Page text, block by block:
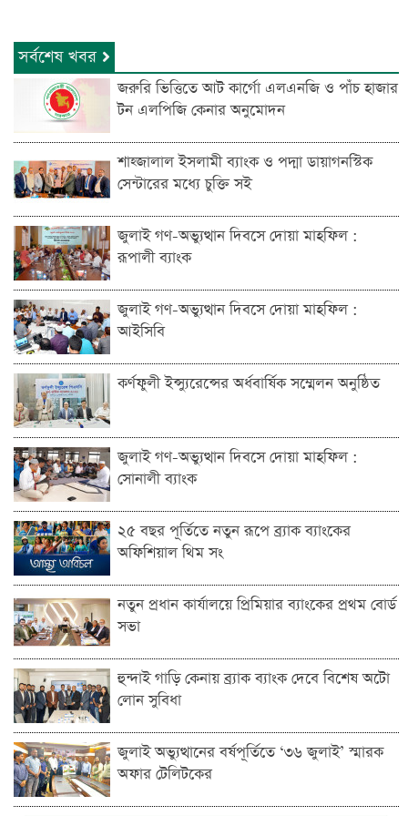
সর্বশেষ খবর
জরুরি ভিত্তিতে আট কার্গো এলএনজি ও পাঁচ হাজার
টন এলপিজি কেনার অনুমোদন
শাহ্জালাল ইসলামী ব্যাংক ও পদ্মা ডায়াগনস্টিক
সেন্টারের মধ্যে চুক্তি সই
জুলাই গণ-অভ্যুত্থান দিবসে দোয়া মাহফিল :
রূপালী ব্যাংক
জুলাই গণ-অভ্যুত্থান দিবসে দোয়া মাহফিল :
আইসিবি
কর্ণফুলী ইন্স্যুরেন্সের অর্ধবার্ষিক সম্মেলন অনুষ্ঠিত
জুলাই গণ-অভ্যুত্থান দিবসে দোয়া মাহফিল :
সোনালী ব্যাংক
২৫ বছর পূর্তিতে নতুন রূপে ব্র্যাক ব্যাংকের
অফিশিয়াল থিম সং
নতুন প্রধান কার্যালয়ে প্রিমিয়ার ব্যাংকের প্রথম বোর্ড
সভা
হুন্দাই গাড়ি কেনায় ব্র্যাক ব্যাংক দেবে বিশেষ অটো
লোন সুবিধা
জুলাই অভ্যুত্থানের বর্ষপূর্তিতে ‘৩৬ জুলাই’ স্মারক
অফার টেলিটকের